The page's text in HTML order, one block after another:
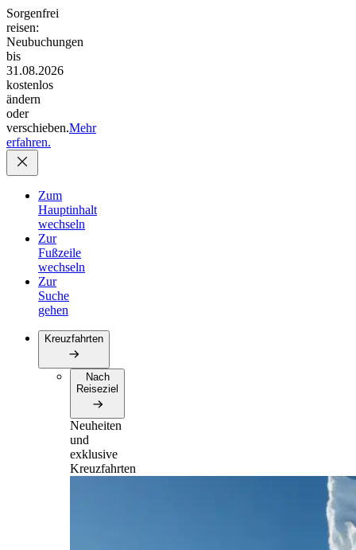
Sorgenfrei
reisen:
Neubuchungen
bis
31.08.2026
kostenlos
ändern
oder
verschieben.Mehr
erfahren.
Zum
Hauptinhalt
wechseln
Zur
Fußzeile
wechseln
Zur
Suche
gehen
Kreuzfahrten
Nach
Reiseziel
Neuheiten
und
exklusive
Kreuzfahrten